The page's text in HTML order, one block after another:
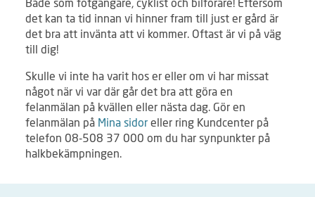
det kan ta tid innan vi hinner fram till just er gård är
det bra att invänta att vi kommer. Oftast är vi på väg
till dig!
Skulle vi inte ha varit hos er eller om vi har missat
något när vi var där går det bra att göra en
felanmälan på kvällen eller nästa dag. Gör en
felanmälan på Mina sidor eller ring Kundcenter på
telefon 08-508 37 000 om du har synpunkter på
halkbekämpningen.